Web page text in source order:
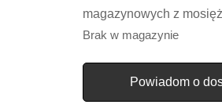
magazynowych z
Brak w magazynie
Powiadom o